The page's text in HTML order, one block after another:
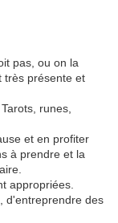
pas, ou on la
très présente et
runes,
et en profiter
à prendre et la
appropriées.
d'entreprendre des